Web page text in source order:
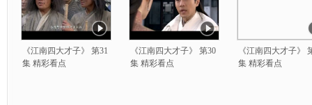
《江南四大才子》 第31
集 精彩看点
《江南四大才子》 第30
集 精彩看点
《江南四大才子》
集 精彩看点